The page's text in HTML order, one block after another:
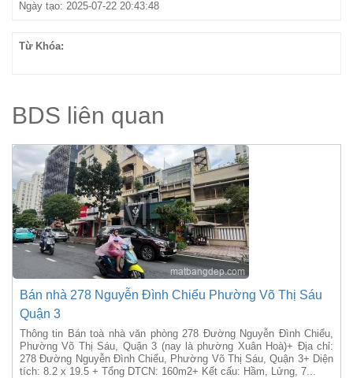
Ngày tạo: 2025-07-22 20:43:48
Từ Khóa:
BDS liên quan
Bán nhà 278 Nguyễn Đình Chiểu Phường Võ Thị Sáu
Quận 3
Thông tin Bán toà nhà văn phòng 278 Đường Nguyễn Đình Chiểu,
Phường Võ Thị Sáu, Quận 3 (nay là phường Xuân Hoà)+ Địa chỉ:
278 Đường Nguyễn Đình Chiểu, Phường Võ Thị Sáu, Quận 3+ Diện
tích: 8.2 x 19.5 + Tổng DTCN: 160m2+ Kết cấu: Hầm, Lửng, 7...